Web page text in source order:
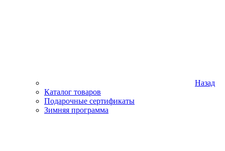
Назад
Каталог товаров
Подарочные сертификаты
Зимняя программа